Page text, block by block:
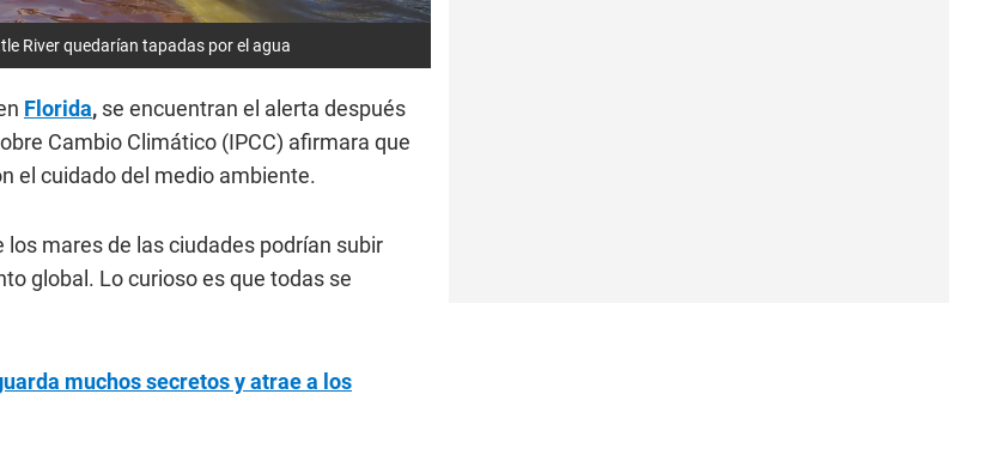
River quedarían tapadas por el agua
Florida, se encuentran el alerta después
Cambio Climático (IPCC) afirmara que
el cuidado del medio ambiente.
mares de las ciudades podrían subir
global. Lo curioso es que todas se
muchos secretos y atrae a los